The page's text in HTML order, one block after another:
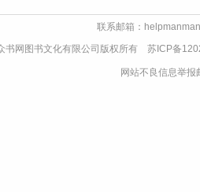
联系邮箱：
书网图书文化有限公司版权所有 苏ICP备
网站不良信息举